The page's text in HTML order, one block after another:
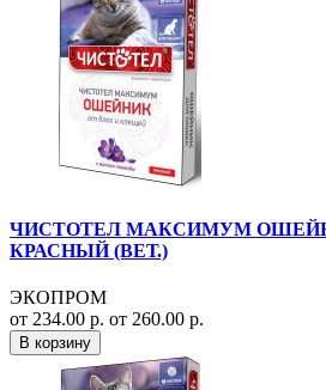
ЧИСТОТЕЛ МАКСИМУМ
КРАСНЫЙ (ВЕТ.)
ЭКОПРОМ
от 234.00 р. от 260.00 р.
В корзину